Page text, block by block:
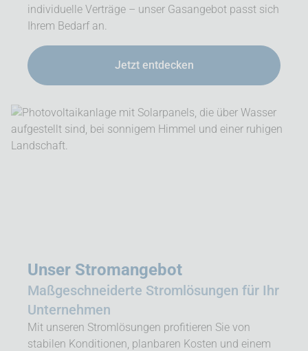
individuelle Verträge – unser Gasangebot passt sich
Ihrem Bedarf an.
Jetzt entdecken
Unser Stromangebot
Maßgeschneiderte Stromlösungen für Ihr
Unternehmen
Mit unseren Stromlösungen profitieren Sie von
stabilen Konditionen, planbaren Kosten und einem